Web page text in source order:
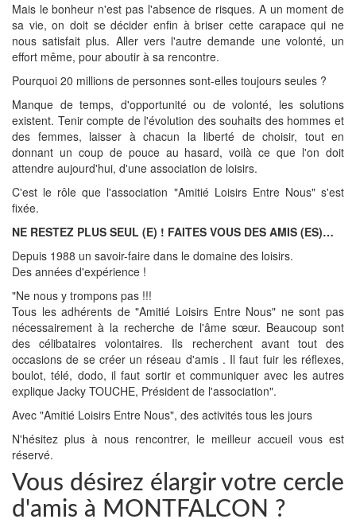
Mais le bonheur n'est pas l'absence de risques. A un moment de
sa vie, on doit se décider enfin à briser cette carapace qui ne
nous satisfait plus. Aller vers l'autre demande une volonté, un
effort même, pour aboutir à sa rencontre.
Pourquoi 20 millions de personnes sont-elles toujours seules ?
Manque de temps, d'opportunité ou de volonté, les solutions
existent. Tenir compte de l'évolution des souhaits des hommes et
des femmes, laisser à chacun la liberté de choisir, tout en
donnant un coup de pouce au hasard, voilà ce que l'on doit
attendre aujourd'hui, d'une association de loisirs.
C'est le rôle que l'association "Amitié Loisirs Entre Nous" s'est
fixée.
NE RESTEZ PLUS SEUL (E) ! FAITES VOUS DES AMIS (ES)…
Depuis 1988 un savoir-faire dans le domaine des loisirs.
Des années d'expérience !
"Ne nous y trompons pas !!!
Tous les adhérents de "Amitié Loisirs Entre Nous" ne sont pas
nécessairement à la recherche de l'âme sœur. Beaucoup sont
des célibataires volontaires. Ils recherchent avant tout des
occasions de se créer un réseau d'amis . Il faut fuir les réflexes,
boulot, télé, dodo, il faut sortir et communiquer avec les autres
explique Jacky TOUCHE, Président de l'association".
Avec "Amitié Loisirs Entre Nous", des activités tous les jours
N'hésitez plus à nous rencontrer, le meilleur accueil vous est
réservé.
Vous désirez élargir votre cercle
d'amis à MONTFALCON ?